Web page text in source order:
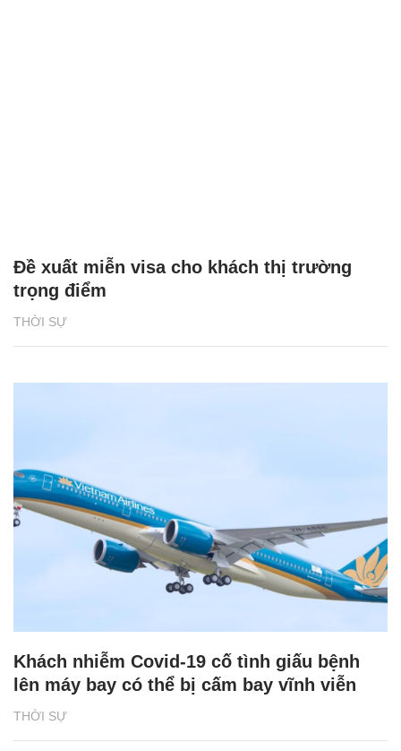
THỜI SỰ
Đề xuất miễn visa cho khách thị trường
trọng điểm
THỜI SỰ
Khách nhiễm Covid-19 cố tình giấu bệnh
lên máy bay có thể bị cấm bay vĩnh viễn